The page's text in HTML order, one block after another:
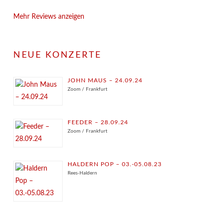
Mehr Reviews anzeigen
NEUE KONZERTE
JOHN MAUS – 24.09.24
Zoom / Frankfurt
FEEDER – 28.09.24
Zoom / Frankfurt
HALDERN POP – 03.-05.08.23
Rees-Haldern